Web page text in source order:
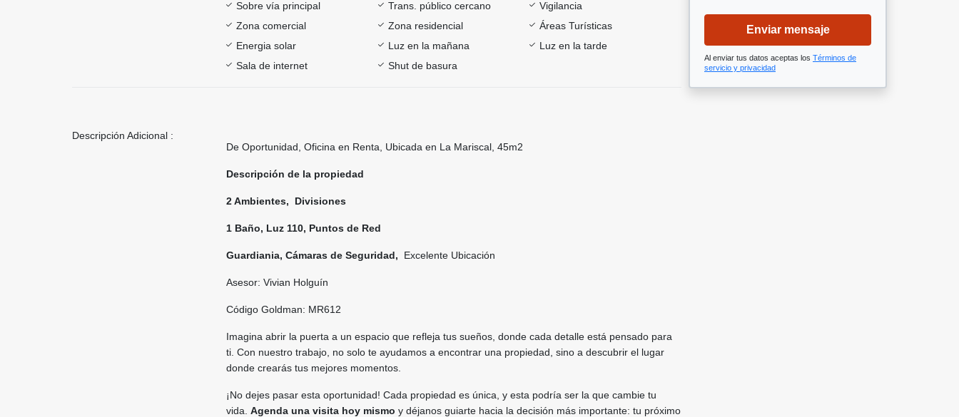
Sobre vía principal
Trans. público cercano
Vigilancia
Zona comercial
Zona residencial
Áreas Turísticas
Energia solar
Luz en la mañana
Luz en la tarde
Sala de internet
Shut de basura
Descripción Adicional :
De Oportunidad, Oficina en Renta, Ubicada en La Mariscal, 45m2
Descripción de la propiedad
2 Ambientes, Divisiones
1 Baño, Luz 110, Puntos de Red
Guardiania, Cámaras de Seguridad, Excelente Ubicación
Asesor: Vivian Holguín
Código Goldman: MR612
Imagina abrir la puerta a un espacio que refleja tus sueños, donde cada detalle está pensado para
ti. Con nuestro trabajo, no solo te ayudamos a encontrar una propiedad, sino a descubrir el lugar
donde crearás tus mejores momentos.
¡No dejes pasar esta oportunidad! Cada propiedad es única, y esta podría ser la que cambie tu
vida. Agenda una visita hoy mismo y déjanos guiarte hacia la decisión más importante: tu próximo
Enviar mensaje
Al enviar tus datos aceptas los Términos de
servicio y privacidad